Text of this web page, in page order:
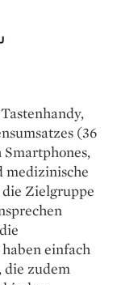
(36
medizinische
Zielgruppe
einfach
die zudem